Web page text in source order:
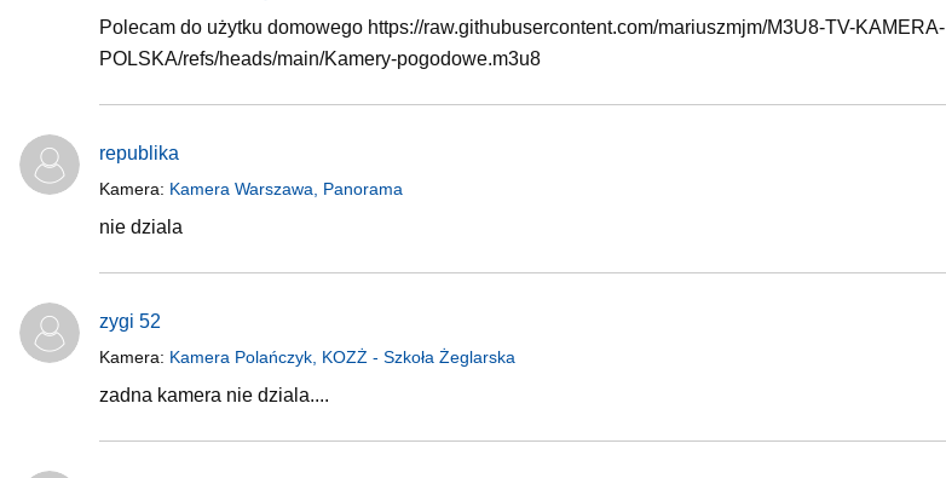
Polecam do użytku domowego https://raw.githubusercontent.com/mariuszmjm/M3U8-TV-KAMERA-
POLSKA/refs/heads/main/Kamery-pogodowe.m3u8
republika
Kamera: Kamera Warszawa, Panorama
nie dziala
zygi 52
Kamera: Kamera Polańczyk, KOZŻ - Szkoła Żeglarska
zadna kamera nie dziala....